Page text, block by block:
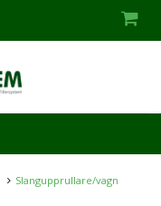
Slangupprullare/vagn